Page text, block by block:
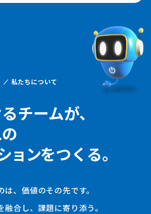
私たちについて
チームが、
ョンをつくる。
、価値のその先です。
合し、課題に寄り添う。